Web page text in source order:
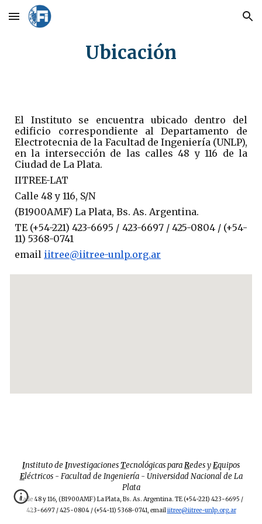
Skip to main content Skip to navigation
Ubicación
El Instituto se encuentra ubicado dentro del
edificio correspondiente al Departamento de
Electrotecnia de la Facultad de Ingeniería (UNLP),
en la intersección de las calles 48 y 116 de la
Ciudad de La Plata.
IITREE-LAT
Calle 48 y 116, S/N
(B1900AMF) La Plata, Bs. As. Argentina.
TE (+54-221) 423-6695 / 423-6697 / 425-0804 / (+54-
11) 5368-0741
email iitree@iitree-unlp.org.ar
Instituto deInvestigacionesTecnológicas paraRedes yEquipos
Eléctricos - Facultad de Ingeniería - Universidad Nacional de La
Plata
Calle 48 y 116, (B1900AMF) La Plata, Bs. As. Argentina. TE (+54-221) 423-6695 /
423-6697 /425-0804 /(+54-11) 5368-0741, emailiitree@iitree-unlp.org.ar